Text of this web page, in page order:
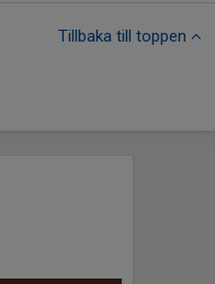
Tillbaka till toppen